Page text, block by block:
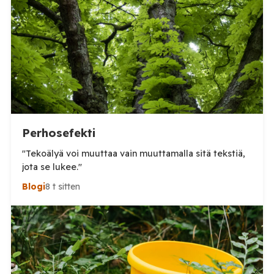
Tämä voi olla yläkanttiin, mutta kuitenkin todella
suuri määrä. (Tosin tilanne on jo ilmeisimmin ohi,
mutta koskaan […]
Perhosefekti
"Tekoälyä voi muuttaa vain muuttamalla sitä tekstiä,
jota se lukee."
Blogi8 t sitten